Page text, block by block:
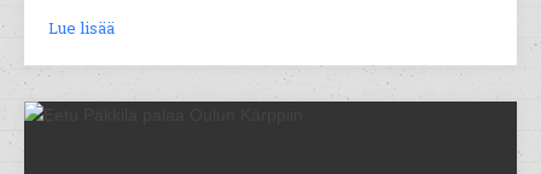
Lue lisää